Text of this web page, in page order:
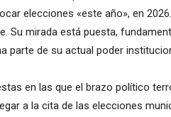
elecciones «este año», en
Su mirada está puesta,
parte de su actual poder
en las que el brazo político
a la cita de las elecciones